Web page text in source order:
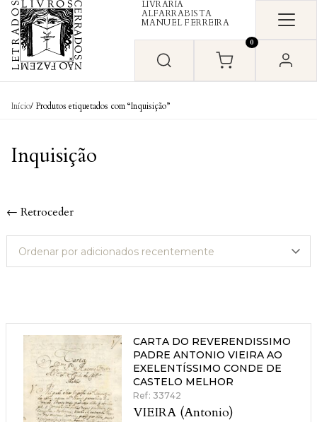
Skip to content
LIVRARIA
ALFARRABISTA
MANUEL FERREIRA
0
Início/ Produtos etiquetados com “Inquisição”
Inquisição
← Retroceder
CARTA DO REVERENDISSIMO
PADRE ANTONIO VIEIRA AO
EXELENTÍSSIMO CONDE DE
CASTELO MELHOR
Ref: 33742
VIEIRA (Antonio)